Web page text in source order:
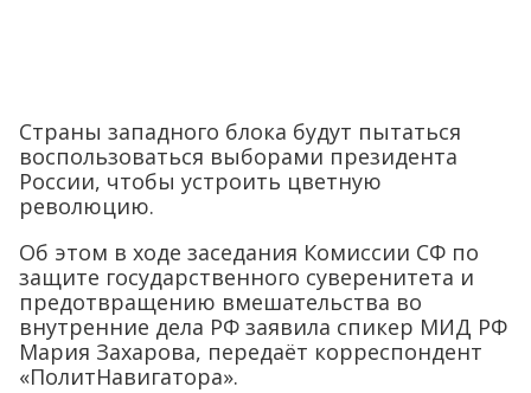
Страны западного блока будут пытаться
воспользоваться выборами президента
России, чтобы устроить цветную
революцию.
Об этом в ходе заседания Комиссии СФ по
защите государственного суверенитета и
предотвращению вмешательства во
внутренние дела РФ заявила спикер МИД РФ
Мария Захарова, передаёт корреспондент
«ПолитНавигатора».